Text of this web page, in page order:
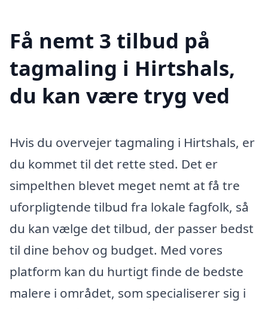
Få nemt 3 tilbud på
tagmaling i Hirtshals,
du kan være tryg ved
Hvis du overvejer tagmaling i Hirtshals, er
du kommet til det rette sted. Det er
simpelthen blevet meget nemt at få tre
uforpligtende tilbud fra lokale fagfolk, så
du kan vælge det tilbud, der passer bedst
til dine behov og budget. Med vores
platform kan du hurtigt finde de bedste
malere i området, som specialiserer sig i